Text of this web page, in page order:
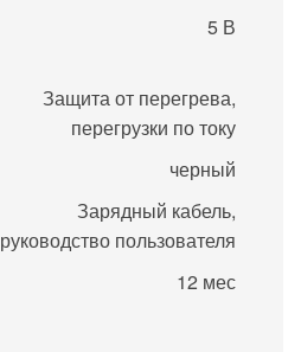
5 В
Защита от перегрева,
перегрузки по току
черный
Зарядный кабель,
руководство пользователя
12 мес